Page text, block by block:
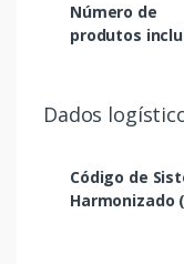
Número de
produtos
Dados
Código de
Harmonizado